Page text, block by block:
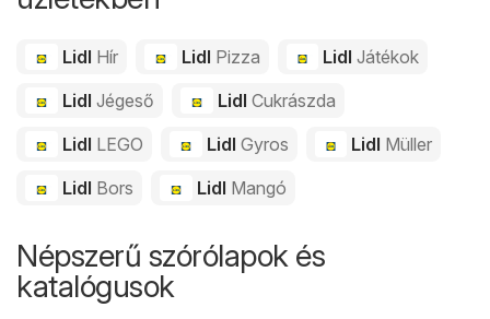
Lidl Hír Lidl Pizza LidlJátékok
Lidl Jégeső Lidl Cukrászda
Lidl LEGO Lidl Gyros Lidl Müller
Lidl Bors Lidl Mangó
Népszerű szórólapok és
katalógusok